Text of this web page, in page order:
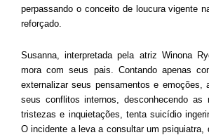
perpassando o conceito de loucura vigente
reforçado.
Susanna, interpretada pela atriz Winona
mora com seus pais. Contando apenas
externalizar seus pensamentos e emoções,
seus conflitos internos, desconhecendo as
tristezas e inquietações, tenta suicídio
O incidente a leva a consultar um psiquiatra,